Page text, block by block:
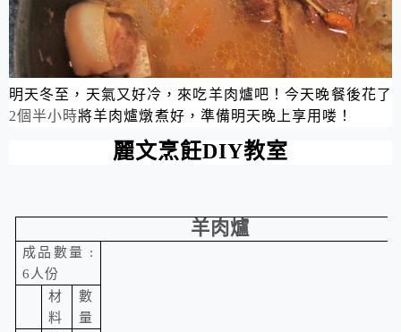
明天冬至，天氣又好冷，來吃羊肉爐吧！今天晚餐後花了
2個半小時將羊肉爐燉煮好，準備明天晚上享用喽！
麗文烹飪DIY教室
羊肉爐
成品數量 :
6人份
材
料
數
量